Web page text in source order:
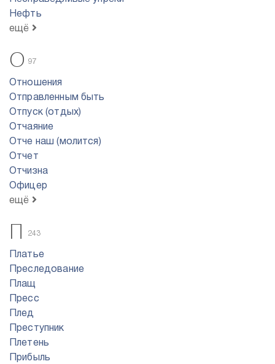
Нефть
ещё
О 97
Отношения
Отправленным быть
Отпуск (отдых)
Отчаяние
Отче наш (молится)
Отчет
Отчизна
Офицер
ещё
П 243
Платье
Преследование
Плащ
Пресс
Плед
Преступник
Плетень
Прибыль